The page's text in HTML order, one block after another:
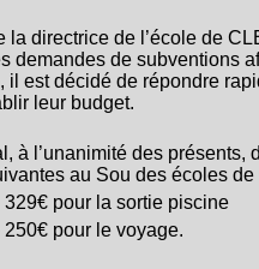
la directrice de l’école de
demandes de subventions
il est décidé de répondre
leur budget.
à l’unanimité des présents,
au Sou des écoles de
pour la sortie piscine
pour le voyage.